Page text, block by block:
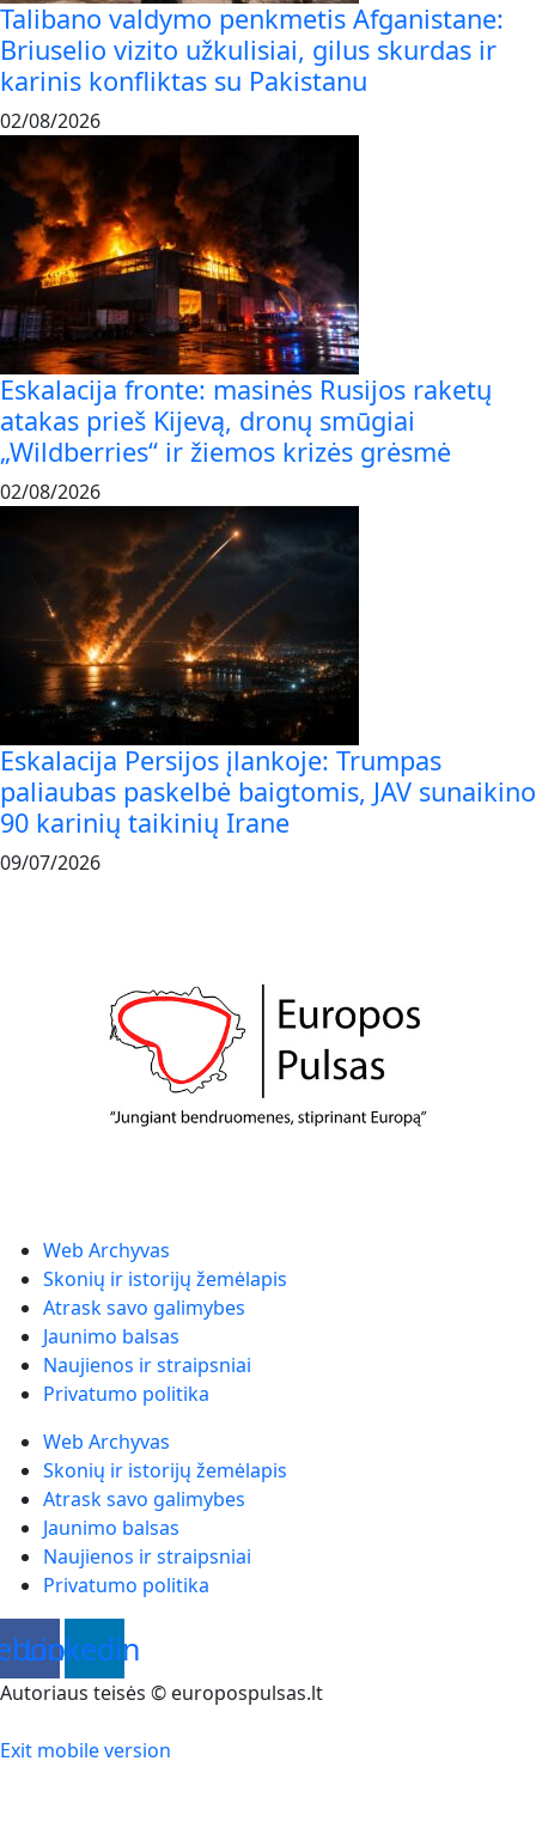
Talibano valdymo penkmetis Afganistane:
Briuselio vizito užkulisiai, gilus skurdas ir
karinis konfliktas su Pakistanu
02/08/2026
Eskalacija fronte: masinės Rusijos raketų
atakas prieš Kijevą, dronų smūgiai
„Wildberries“ ir žiemos krizės grėsmė
02/08/2026
Eskalacija Persijos įlankoje: Trumpas
paliaubas paskelbė baigtomis, JAV sunaikino
90 karinių taikinių Irane
09/07/2026
Web Archyvas
Skonių ir istorijų žemėlapis
Atrask savo galimybes
Jaunimo balsas
Naujienos ir straipsniai
Privatumo politika
Web Archyvas
Skonių ir istorijų žemėlapis
Atrask savo galimybes
Jaunimo balsas
Naujienos ir straipsniai
Privatumo politika
Linkedin
Autoriaus teisės © europospulsas.lt
Exit mobile version